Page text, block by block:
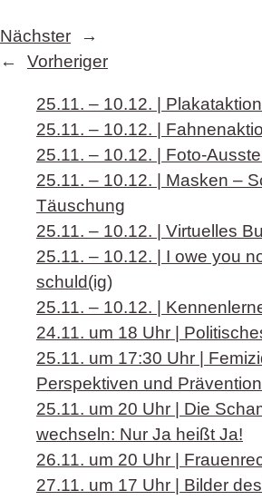
Nächster
→
←
Vorheriger
25.11. – 10.12. | Plakataktion
25.11. – 10.12. |
25.11. – 10.12. | Foto-
25.11. – 10.12. | Masken –
Täuschung
25.11. – 10.12. | Virtuelles
25.11. – 10.12. | I owe you
schuld(ig)
25.11. – 10.12. |
24.11. um 18 Uhr |
25.11. um 17:30 Uhr |
Perspektiven und Prävention
25.11. um 20 Uhr | Die
wechseln: Nur Ja heißt Ja!
26.11. um 20 Uhr |
27.11. um 17 Uhr | Bilder